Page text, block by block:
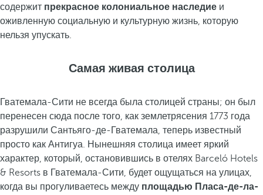
содержит прекрасное колониальное наследие и
оживленную социальную и культурную жизнь, которую
нельзя упускать.
Самая живая столица
Гватемала-Сити не всегда была столицей страны; он был
перенесен сюда после того, как землетрясения 1773 года
разрушили Сантьяго-де-Гватемала, теперь известный
просто как Антигуа. Нынешняя столица имеет яркий
характер, который, остановившись в отелях Barceló Hotels
& Resorts в Гватемала-Сити, будет ощущаться на улицах,
когда вы прогуливаетесь между площадью Пласа-де-ла-